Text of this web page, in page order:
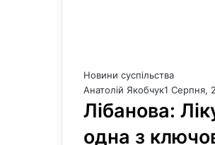
Новини суспільства
Анатолій Якобчук1 Серпня,
Лібанова:
одна з